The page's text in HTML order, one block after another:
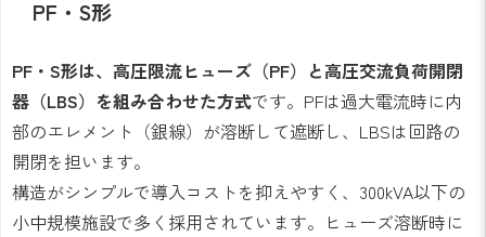
PF・S形
PF・S形は、高圧限流ヒューズ（PF）と高圧交流負荷開閉
器（LBS）を組み合わせた方式です。PFは過大電流時に内
部のエレメント（銀線）が溶断して遮断し、LBSは回路の
開閉を担います。
構造がシンプルで導入コストを抑えやすく、300kVA以下の
小中規模施設で多く採用されています。ヒューズ溶断時に